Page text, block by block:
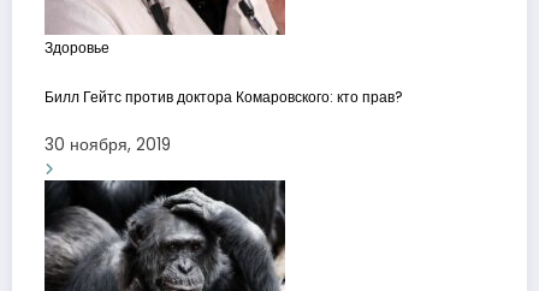
Здоровье
Билл Гейтс против доктора Комаровского: кто прав?
30 ноября, 2019